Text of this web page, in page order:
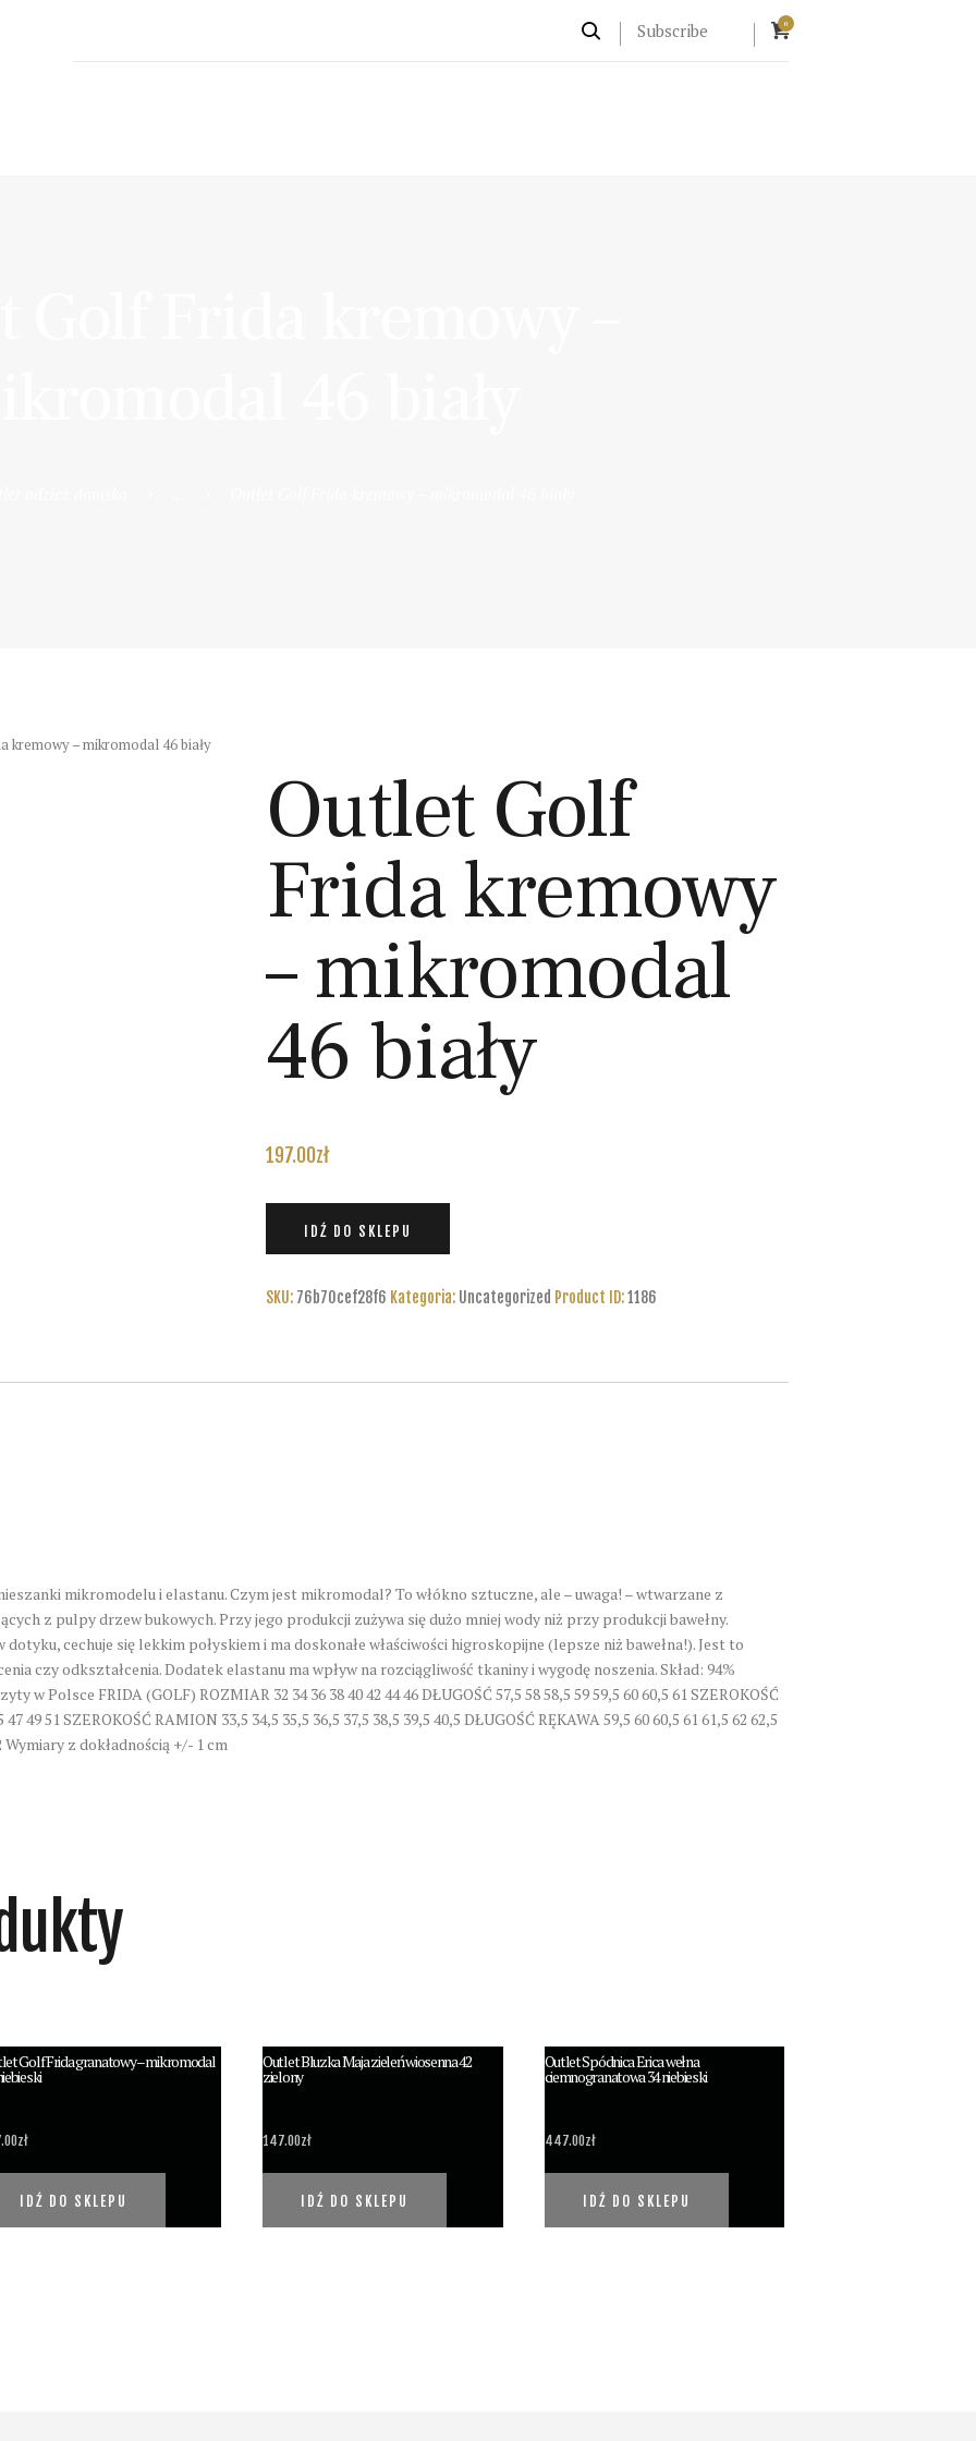
Subscribe 0
kremowy – mikromodal 46 biały
Outlet Golf
Frida kremowy
– mikromodal
46 biały
197.00zł
IDŹ DO SKLEPU
SKU: 76b70cef28f6 Kategoria: Uncategorized Product ID:1186
mikromodelu i elastanu. Czym jest mikromodal? To włókno sztuczne, ale – uwaga! – wtwarzane z
z pulpy drzew bukowych. Przy jego produkcji zużywa się dużo mniej wody niż przy produkcji bawełny.
cechuje się lekkim połyskiem i ma doskonałe właściwości higroskopijne (lepsze niż bawełna!). Jest to
czy odkształcenia. Dodatek elastanu ma wpływ na rozciągliwość tkaniny i wygodę noszenia. Skład: 94%
w Polsce FRIDA (GOLF) ROZMIAR 32 34 36 38 40 42 44 46 DŁUGOŚĆ 57,5 58 58,5 59 59,5 60 60,5 61 SZEROKOŚĆ
49 51 SZEROKOŚĆ RAMION 33,5 34,5 35,5 36,5 37,5 38,5 39,5 40,5 DŁUGOŚĆ RĘKAWA 59,5 60 60,5 61 61,5 62 62,5
Wymiary z dokładnością +/- 1 cm
Golf Frida granatowy – mikromodal
zł
IDŹ DO SKLEPU
Outlet Bluzka Maja zieleń wiosenna 42
zielony
147.00zł
IDŹ DO SKLEPU
Outlet Spódnica Erica wełna
ciemnogranatowa 34 niebieski
447.00zł
IDŹ DO SKLEPU